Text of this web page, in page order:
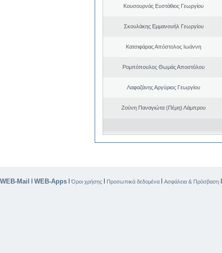
Κουσουρνάς Ευστάθιος Γεωργίου
Σκουλάκης Εμμανουήλ Γεωργίου
Κατσιφάρας Απόστολος Ιωάννη
Ρομπόπουλος Θωμάς Αποστόλου
Λαφαζάνης Αργύριος Γεωργίου
Ζούνη Παναγιώτα (Πέμη) Λάμπρου
WEB-Mail | WEB-Apps |Όροι χρήσης | Προσωπικά δεδομένα | Ασφάλεια & Πρόσβαση